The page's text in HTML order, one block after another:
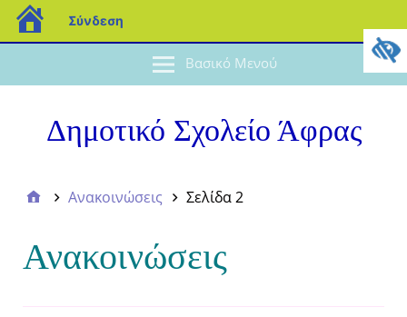
Βασικό Μενού
Δημοτικό Σχολείο Άφρας
Ανακοινώσεις Σελίδα 2
Ανακοινώσεις
Σύνδεση